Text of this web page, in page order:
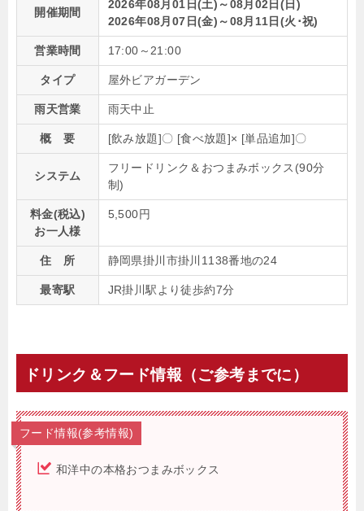
開催期間
2026年08月01日(土)～08月02日(日)
2026年08月07日(金)～08月11日(火･祝)
営業時間 17:00～21:00
タイプ 屋外ビアガーデン
雨天営業 雨天中止
概 要 [飲み放題]〇 [食べ放題]× [単品追加]〇
システム
フリードリンク＆おつまみボックス(90分
制)
料金(税込)
お一人様
5,500円
住 所 静岡県掛川市掛川1138番地の24
最寄駅 JR掛川駅より徒歩約7分
ドリンク＆フード情報（ご参考までに）
フード情報(参考情報)
和洋中の本格おつまみボックス